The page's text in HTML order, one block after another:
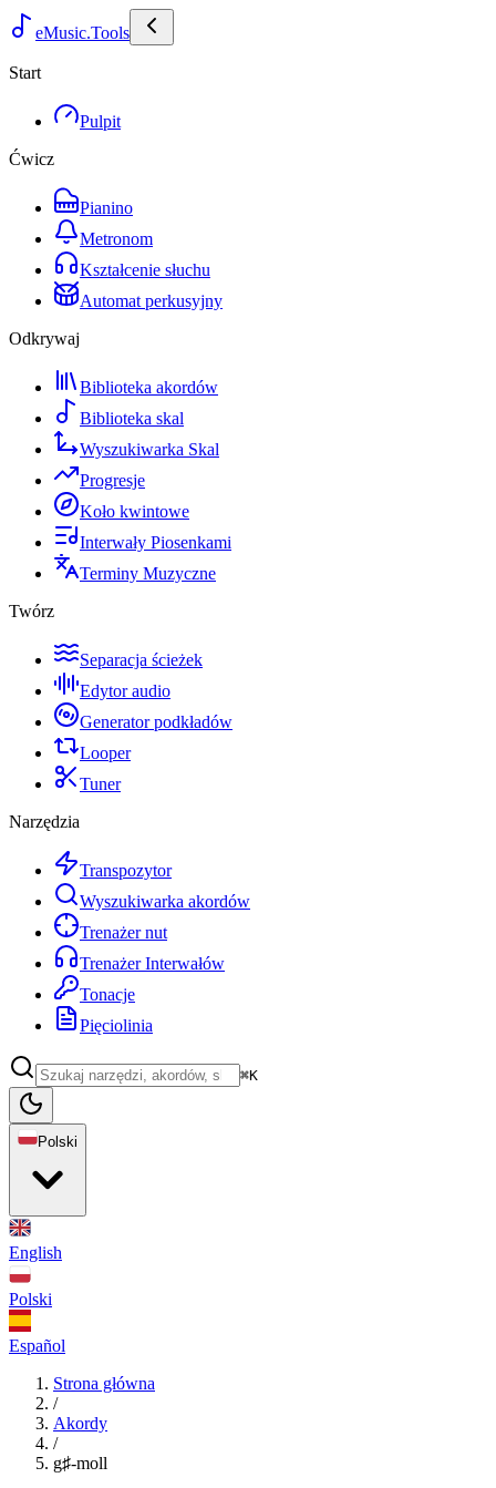
eMusic.Tools
Start
Pulpit
Ćwicz
Pianino
Metronom
Kształcenie słuchu
Automat perkusyjny
Odkrywaj
Biblioteka akordów
Biblioteka skal
Wyszukiwarka Skal
Progresje
Koło kwintowe
Interwały Piosenkami
Terminy Muzyczne
Twórz
Separacja ścieżek
Edytor audio
Generator podkładów
Looper
Tuner
Narzędzia
Transpozytor
Wyszukiwarka akordów
Trenażer nut
Trenażer Interwałów
Tonacje
Pięciolinia
⌘K
Polski
English
Polski
Español
Strona główna
/
Akordy
/
g♯-moll